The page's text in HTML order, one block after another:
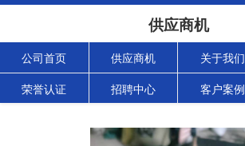
供应商机
公司首页 供应商机 关于我们
荣誉认证 招聘中心 客户案例